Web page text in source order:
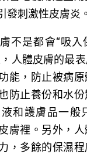
發刺激性皮膚炎。
不是都會“吸入
人體皮膚的最
能，防止被病
防止養份和水
和護膚品一般
膚裡。另外，
，多餘的保濕